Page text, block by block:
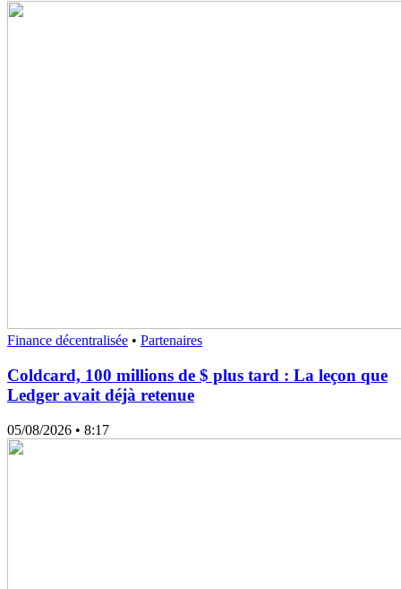
Finance décentralisée • Partenaires
Coldcard, 100 millions de $ plus tard : La leçon que
Ledger avait déjà retenue
05/08/2026 • 8:17